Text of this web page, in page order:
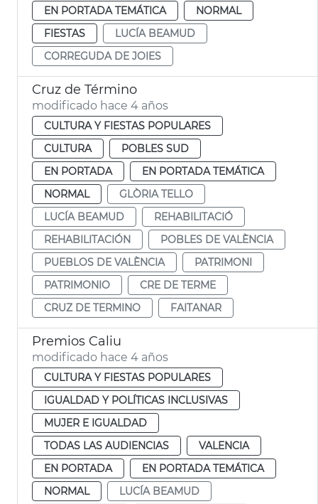
EN PORTADA TEMÁTICA
NORMAL
FIESTAS
LUCÍA BEAMUD
CORREGUDA DE JOIES
Cruz de Término
modificado hace 4 años
CULTURA Y FIESTAS POPULARES
CULTURA
POBLES SUD
EN PORTADA
EN PORTADA TEMÁTICA
NORMAL
GLÒRIA TELLO
LUCÍA BEAMUD
REHABILITACIÓ
REHABILITACIÓN
POBLES DE VALÈNCIA
PUEBLOS DE VALÈNCIA
PATRIMONI
PATRIMONIO
CRE DE TERME
CRUZ DE TERMINO
FAITANAR
Premios Caliu
modificado hace 4 años
CULTURA Y FIESTAS POPULARES
IGUALDAD Y POLÍTICAS INCLUSIVAS
MUJER E IGUALDAD
TODAS LAS AUDIENCIAS
VALENCIA
EN PORTADA
EN PORTADA TEMÁTICA
NORMAL
LUCÍA BEAMUD